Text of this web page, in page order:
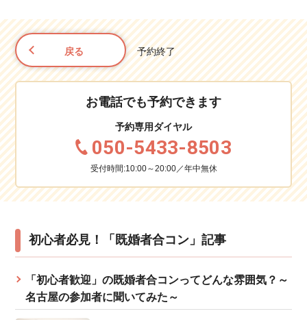
戻る 予約終了
お電話でも予約できます
予約専用ダイヤル
050-5433-8503
受付時間:10:00～20:00／年中無休
初心者必見！「既婚者合コン」記事
「初心者歓迎」の既婚者合コンってどんな雰囲気？～
名古屋の参加者に聞いてみた～